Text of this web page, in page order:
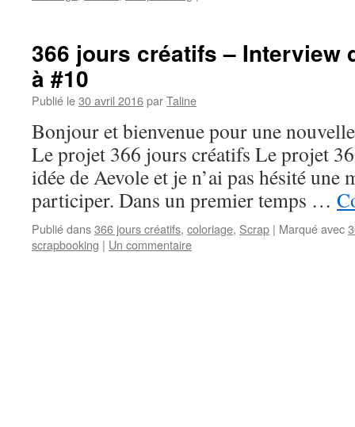
–
366 jours créatifs – Interview
à #10
Publié le30 avril 2016parTaline
Bonjour et bienvenue pour une
Le projet 366 jours créatifs Le projet
idée de Aevole et je n’ai pas hésité une
participer. Dans un premier temps …
Publié dans366 jours créatifs, coloriage, Scrap | Marqué avec
scrapbooking | Un commentaire